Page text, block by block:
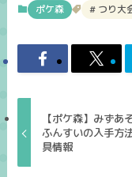
ポケ森 つり大
【ポケ森】みずあ
ふんすいの入手方
具情報